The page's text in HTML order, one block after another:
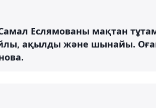
Еслямованы мақтан
ақылды және шынайы.